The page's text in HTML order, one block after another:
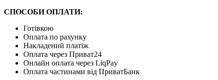
СПОСОБИ ОПЛАТИ:
Готівкою
Оплата по рахунку
Накладений платіж
Оплата через Приват24
Онлайн оплата через LiqPay
Оплата частинами від ПриватБанк